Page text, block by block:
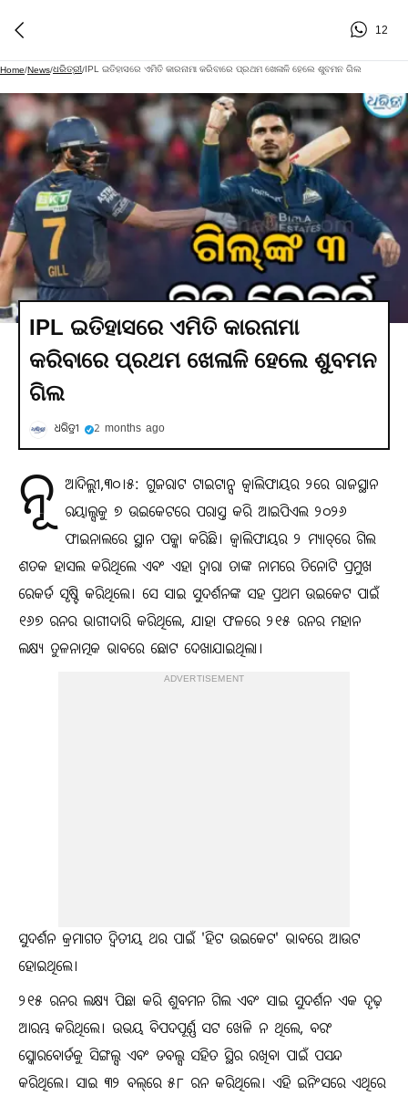
12
Home/News/ଧରିତ୍ରୀ/IPL ଇତିହାସରେ ଏମିତି କାରନାମା କରିବାରେ ପ୍ରଥମ ଖେଳାଳି ହେଲେ ଶୁବମନ ଗିଲ
IPL ଇତିହାସରେ ଏମିତି କାରନାମା
କରିବାରେ ପ୍ରଥମ ଖେଳାଳି ହେଲେ ଶୁବମନ
ଗିଲ
ଧରିତ୍ରୀ 2 months ago
ନୂ ଆଦିଲ୍ଲୀ,୩୦।୫: ଗୁଜରାଟ ଟାଇଟାନ୍ସ କ୍ୱାଲିଫାୟର ୨ରେ ରାଜସ୍ଥାନ
ରୟାଲ୍ସକୁ ୭ ଉଇକେଟରେ ପରାସ୍ତ କରି ଆଇପିଏଲ ୨୦୨୬
ଫାଇନାଲରେ ସ୍ଥାନ ପକ୍କା କରିଛି। କ୍ୱାଲିଫାୟର ୨ ମ୍ୟାଚ୍‌ରେ ଗିଲ
ଶତକ ହାସଲ କରିଥିଲେ ଏବଂ ଏହା ଦ୍ୱାରା ତାଙ୍କ ନାମରେ ତିନୋଟି ପ୍ରମୁଖ
ରେକର୍ଡ ସୃଷ୍ଟି କରିଥିଲେ। ସେ ସାଇ ସୁଦର୍ଶନଙ୍କ ସହ ପ୍ରଥମ ଉଇକେଟ ପାଇଁ
୧୬୭ ରନର ଭାଗୀଦାରି କରିଥିଲେ, ଯାହା ଫଳରେ ୨୧୫ ରନର ମହାନ
ଲକ୍ଷ୍ୟ ତୁଳନାତ୍ମକ ଭାବରେ ଛୋଟ ଦେଖାଯାଇଥିଲା।
ADVERTISEMENT
ସୁଦର୍ଶନ କ୍ରମାଗତ ଦ୍ୱିତୀୟ ଥର ପାଇଁ 'ହିଟ ଉଇକେଟ' ଭାବରେ ଆଉଟ
ହୋଇଥିଲେ।
୨୧୫ ରନର ଲକ୍ଷ୍ୟ ପିଛା କରି ଶୁବମନ ଗିଲ ଏବଂ ସାଇ ସୁଦର୍ଶନ ଏକ ଦୃଢ଼
ଆରମ୍ଭ କରିଥିଲେ। ଉଭୟ ବିପଦପୂର୍ଣ୍ଣ ସଟ ଖେଳି ନ ଥିଲେ, ବରଂ
ସ୍କୋରବୋର୍ଡକୁ ସିଙ୍ଗଲ୍ସ ଏବଂ ଡବଲ୍ସ ସହିତ ସ୍ଥିର ରଖିବା ପାଇଁ ପସନ୍ଦ
କରିଥିଲେ। ସାଇ ୩୨ ବଲ୍‌ରେ ୫୮ ରନ କରିଥିଲେ। ଏହି ଇନିଂସରେ ଏଥିରେ